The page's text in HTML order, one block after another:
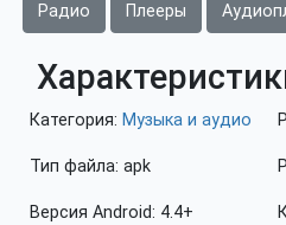
Радио Плееры
Категория: Музыка и аудио
Тип файла: apk
Версия Android: 4.4+